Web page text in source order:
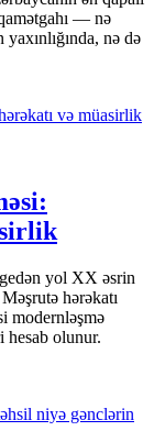
— nə
nə də
yol XX əsrin
hərəkatı
modernləşmə
hesab olunur.